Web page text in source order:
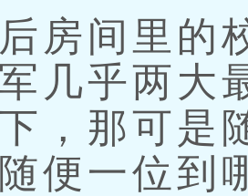
间里的校
几乎两大
，那可是
便一位到